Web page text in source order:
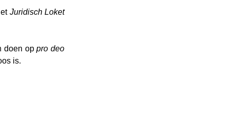
Juridisch Loket
doen op pro deo
is.